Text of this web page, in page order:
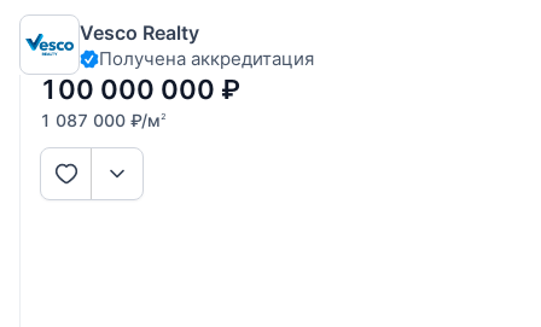
ЖК "Золотые ключи-2"! Общая площадь квартиры,
расположенной на 2 этаже, составляет 91,6 кв.м.
Планировка: кухня-столовая совмещена с гостиной,
хозяйская спальня со своей
Vesco Realty
Получена аккредитация
100 000 000 ₽
1 087 000 ₽/м2